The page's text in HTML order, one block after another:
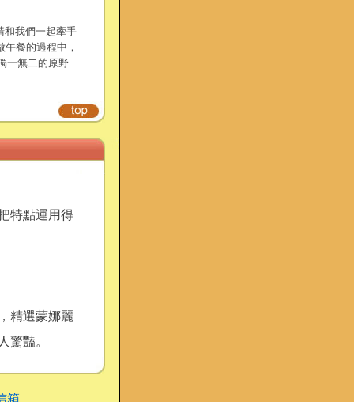
和我們一起牽手
餐的過程中，
一無二的原野
特點運用得
精選蒙娜麗
驚豔。
箱